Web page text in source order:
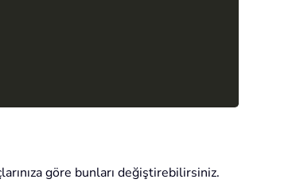
göre bunları değiştirebilirsiniz.